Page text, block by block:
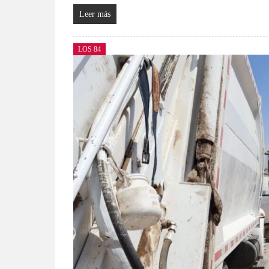
Leer más
LOS 84